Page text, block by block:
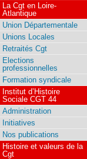
La Cgt en Loire-
Atlantique
Union Départementale
Unions Locales
Retraités Cgt
Elections
professionnelles
Formation syndicale
Institut d’Histoire
Sociale CGT 44
Administration
Initiatives
Nos publications
Histoire et valeurs de la
Cgt